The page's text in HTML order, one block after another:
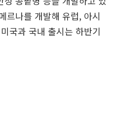
르나를 개발해 유럽, 아시
국과 국내 출시는 하반기